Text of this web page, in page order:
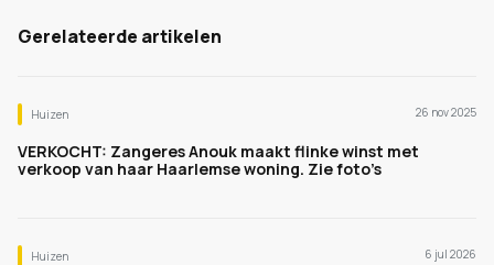
Gerelateerde artikelen
Huizen 26 nov 2025
VERKOCHT: Zangeres Anouk maakt flinke winst met
verkoop van haar Haarlemse woning. Zie foto’s
Huizen 6 jul 2026